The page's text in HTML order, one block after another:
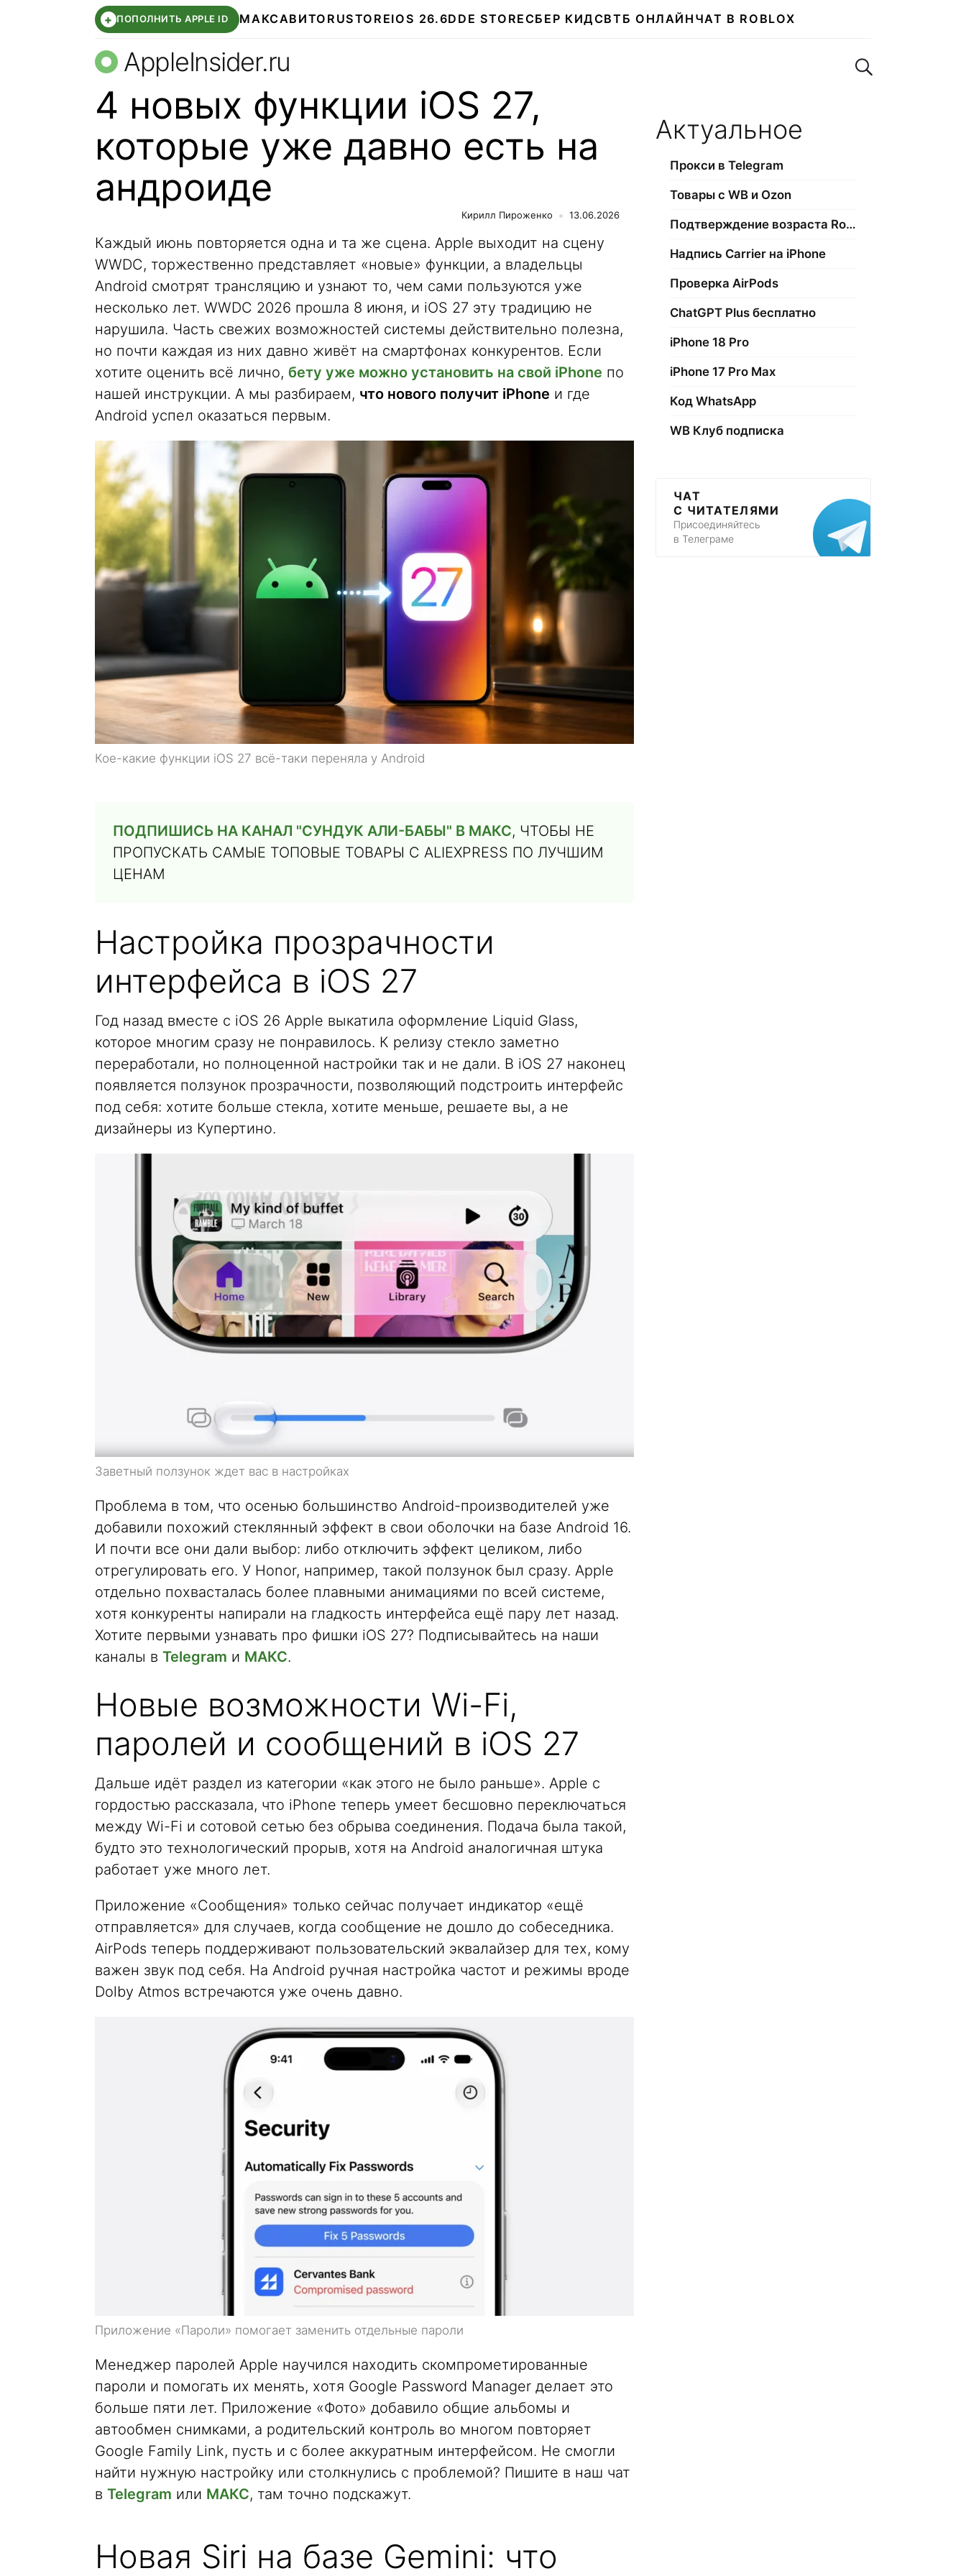
+ ПОПОЛНИТЬ APPLE ID МАКСАВИТО RUSTOREIOS 26.6DDE STORE СБЕР КИДСВТБ ОНЛАЙН ЧАТ В ROBLOX
AppleInsider.ru Поиск по сайту
4 новых функции iOS 27,
которые уже давно есть на
андроиде
Кирилл Пироженко 13.06.2026
Каждый июнь повторяется одна и та же сцена. Apple выходит на сцену
WWDC, торжественно представляет «новые» функции, а владельцы
Android смотрят трансляцию и узнают то, чем сами пользуются уже
несколько лет. WWDC 2026 прошла 8 июня, и iOS 27 эту традицию не
нарушила. Часть свежих возможностей системы действительно полезна,
но почти каждая из них давно живёт на смартфонах конкурентов. Если
хотите оценить всё лично, бету уже можно установить на свой iPhone по
нашей инструкции. А мы разбираем, что нового получит iPhone и где
Android успел оказаться первым.
Кое-какие функции iOS 27 всё-таки переняла у Android
ПОДПИШИСЬ НА КАНАЛ "СУНДУК АЛИ-БАБЫ" В МАКС, ЧТОБЫ НЕ
ПРОПУСКАТЬ САМЫЕ ТОПОВЫЕ ТОВАРЫ С ALIEXPRESS ПО ЛУЧШИМ
ЦЕНАМ
Настройка прозрачности
интерфейса в iOS 27
Год назад вместе с iOS 26 Apple выкатила оформление Liquid Glass,
которое многим сразу не понравилось. К релизу стекло заметно
переработали, но полноценной настройки так и не дали. В iOS 27 наконец
появляется ползунок прозрачности, позволяющий подстроить интерфейс
под себя: хотите больше стекла, хотите меньше, решаете вы, а не
дизайнеры из Купертино.
Заветный ползунок ждет вас в настройках
Проблема в том, что осенью большинство Android-производителей уже
добавили похожий стеклянный эффект в свои оболочки на базе Android 16.
И почти все они дали выбор: либо отключить эффект целиком, либо
отрегулировать его. У Honor, например, такой ползунок был сразу. Apple
отдельно похвасталась более плавными анимациями по всей системе,
хотя конкуренты напирали на гладкость интерфейса ещё пару лет назад.
Хотите первыми узнавать про фишки iOS 27? Подписывайтесь на наши
каналы в Telegram и МАКС.
Новые возможности Wi-Fi,
паролей и сообщений в iOS 27
Дальше идёт раздел из категории «как этого не было раньше». Apple с
гордостью рассказала, что iPhone теперь умеет бесшовно переключаться
между Wi-Fi и сотовой сетью без обрыва соединения. Подача была такой,
будто это технологический прорыв, хотя на Android аналогичная штука
работает уже много лет.
Приложение «Сообщения» только сейчас получает индикатор «ещё
отправляется» для случаев, когда сообщение не дошло до собеседника.
AirPods теперь поддерживают пользовательский эквалайзер для тех, кому
важен звук под себя. На Android ручная настройка частот и режимы вроде
Dolby Atmos встречаются уже очень давно.
Приложение «Пароли» помогает заменить отдельные пароли
Менеджер паролей Apple научился находить скомпрометированные
пароли и помогать их менять, хотя Google Password Manager делает это
больше пяти лет. Приложение «Фото» добавило общие альбомы и
автообмен снимками, а родительский контроль во многом повторяет
Google Family Link, пусть и с более аккуратным интерфейсом. Не смогли
найти нужную настройку или столкнулись с проблемой? Пишите в наш чат
в Telegram или МАКС, там точно подскажут.
Новая Siri на базе Gemini: что
Актуальное
Прокси в Telegram
Товары с WB и Ozon
Подтверждение возраста Roblox
Надпись Carrier на iPhone
Проверка AirPods
ChatGPT Plus бесплатно
iPhone 18 Pro
iPhone 17 Pro Max
Код WhatsApp
WB Клуб подписка
ЧАТ
С ЧИТАТЕЛЯМИ
Присоединяйтесь
в Телеграме